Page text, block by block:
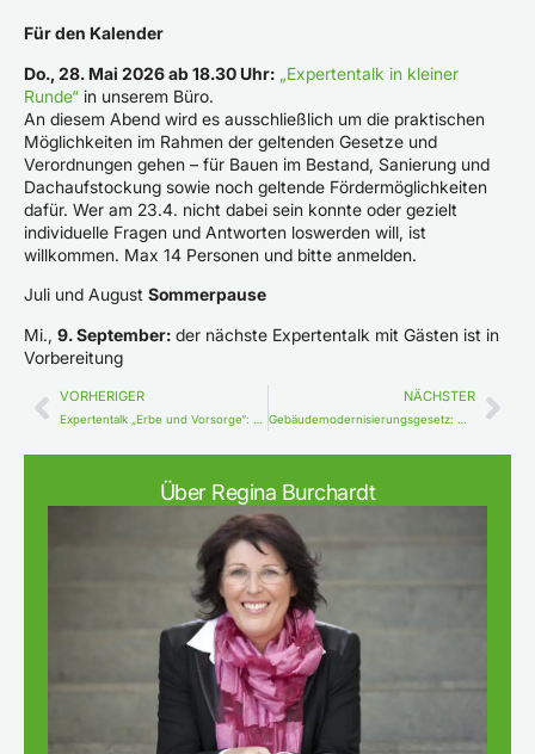
Über Regina Burchardt
Für den Kalender
Do., 28. Mai 2026 ab 18.30 Uhr: „Expertentalk in kleiner
Runde“ in unserem Büro.
An diesem Abend wird es ausschließlich um die praktischen
Möglichkeiten im Rahmen der geltenden Gesetze und
Verordnungen gehen – für Bauen im Bestand, Sanierung und
Dachaufstockung sowie noch geltende Fördermöglichkeiten
dafür. Wer am 23.4. nicht dabei sein konnte oder gezielt
individuelle Fragen und Antworten loswerden will, ist
willkommen. Max 14 Personen und bitte anmelden.
Juli und August Sommerpause
Mi., 9. September: der nächste Expertentalk mit Gästen ist in
Vorbereitung
VORHERIGER NÄCHSTER